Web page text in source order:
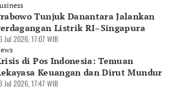
Tunjuk Danantara Jalankan
Listrik RI–Singapura
Jul 2026, 17:07 WIB
di Pos Indonesia: Temuan
Keuangan dan Dirut Mundur
Jul 2026, 17:47 WIB